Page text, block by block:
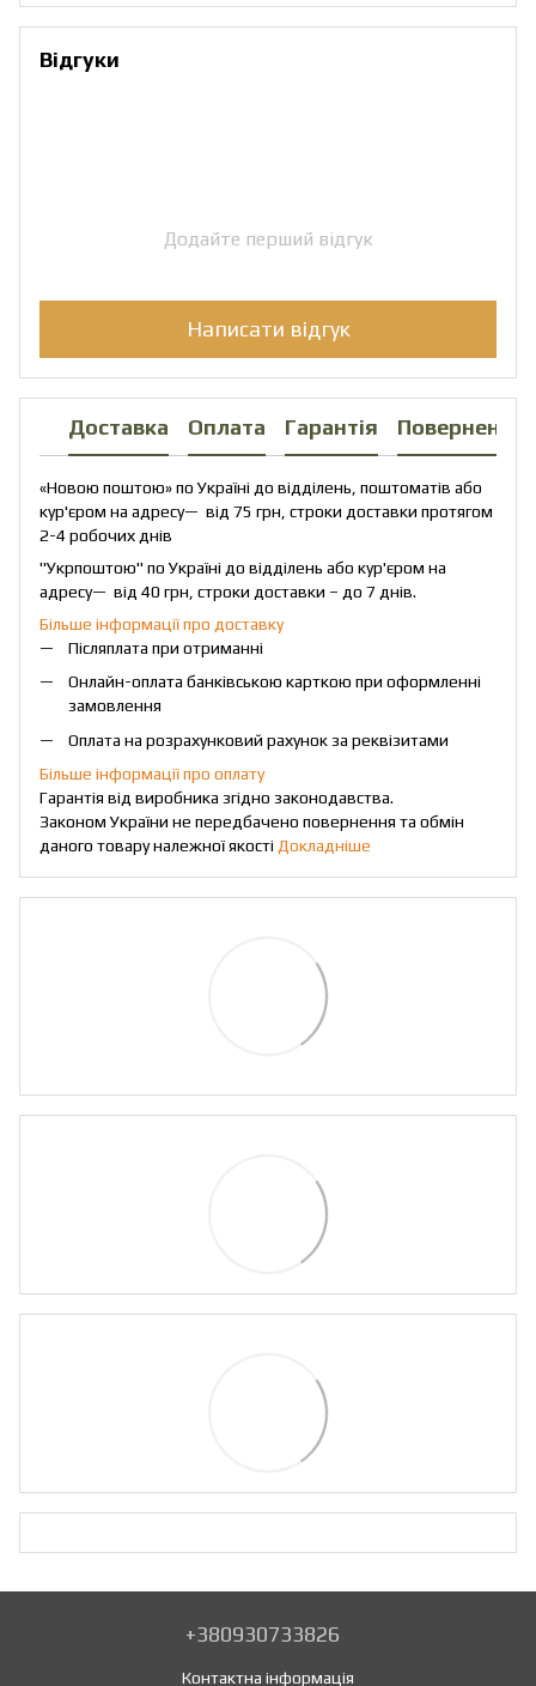
Відгуки
Додайте перший відгук
Написати відгук
Доставка Оплата Гарантія Повернення
«Новою поштою» по Україні до відділень, поштоматів або
кур'єром на адресу— від 75 грн, строки доставки протягом
2-4 робочих днів
"Укрпоштою" по Україні до відділень або кур'єром на
адресу— від 40 грн, строки доставки – до 7 днів.
Більше інформації про доставку
Післяплата при отриманні
Онлайн-оплата банківською карткою при оформленні
замовлення
Оплата на розрахунковий рахунок за реквізитами
Більше інформації про оплату
Гарантія від виробника згідно законодавства.
Законом України не передбачено повернення та обмін
даного товару належної якості Докладніше
+380930733826
Контактна інформація